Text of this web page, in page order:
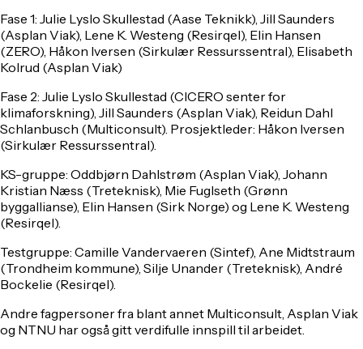
Fase 1: Julie Lyslo Skullestad (Aase Teknikk), Jill Saunders
(Asplan Viak), Lene K. Westeng (Resirqel), Elin Hansen
(ZERO), Håkon Iversen (Sirkulær Ressurssentral), Elisabeth
Kolrud (Asplan Viak)
Fase 2: Julie Lyslo Skullestad (CICERO senter for
klimaforskning), Jill Saunders (Asplan Viak), Reidun Dahl
Schlanbusch (Multiconsult). Prosjektleder: Håkon Iversen
(Sirkulær Ressurssentral).
KS-gruppe: Oddbjørn Dahlstrøm (Asplan Viak), Johann
Kristian Næss (Treteknisk), Mie Fuglseth (Grønn
byggallianse), Elin Hansen (Sirk Norge) og Lene K. Westeng
(Resirqel).
Testgruppe: Camille Vandervaeren (Sintef), Ane Midtstraum
(Trondheim kommune), Silje Unander (Treteknisk), André
Bockelie (Resirqel).
Andre fagpersoner fra blant annet Multiconsult, Asplan Viak
og NTNU har også gitt verdifulle innspill til arbeidet.